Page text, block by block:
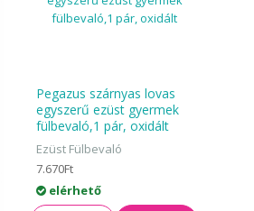
Pegazus szárnyas lovas
egyszerű ezüst gyermek
fülbevaló,1 pár, oxidált
Ezüst Fülbevaló
7.670Ft
elérhető